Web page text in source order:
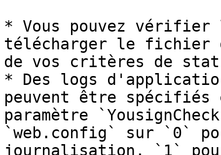
* Vous pouvez
télécharger le fichier
de vos critères de
* Des logs
peuvent être
paramètre
`web.config` sur `0`
journalisation, `1`